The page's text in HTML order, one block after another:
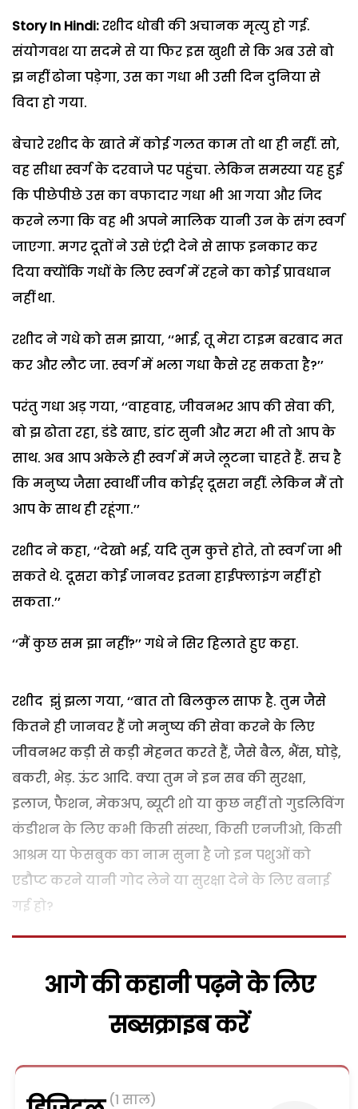
Story In Hindi:रशीद धोबी की अचानक मृत्यु हो गई.
संयोगवश या सदमे से या फिर इस खुशी से कि अब उसे बो
झ नहीं ढोना पड़ेगा, उस का गधा भी उसी दिन दुनिया से
विदा हो गया.
बेचारे रशीद के खाते में कोई गलत काम तो था ही नहीं. सो,
वह सीधा स्वर्ग के दरवाजे पर पहुंचा. लेकिन समस्या यह हुई
कि पीछेपीछे उस का वफादार गधा भी आ गया और जिद
करने लगा कि वह भी अपने मालिक यानी उन के संग स्वर्ग
जाएगा. मगर दूतों ने उसे एंट्री देने से साफ इनकार कर
दिया क्योंकि गधों के लिए स्वर्ग में रहने का कोई प्रावधान
नहीं था.
रशीद ने गधे को सम झाया, ‘‘भाई, तू मेरा टाइम बरबाद मत
कर और लौट जा. स्वर्ग में भला गधा कैसे रह सकता है?’’
परंतु गधा अड़ गया, ‘‘वाहवाह, जीवनभर आप की सेवा की,
बो झ ढोता रहा, डंडे खाए, डांट सुनी और मरा भी तो आप के
साथ. अब आप अकेले ही स्वर्ग में मजे लूटना चाहते हैं. सच है
कि मनुष्य जैसा स्वार्थी जीव कोईर् दूसरा नहीं. लेकिन मैं तो
आप के साथ ही रहूंगा.’’
रशीद ने कहा, ‘‘देखो भई, यदि तुम कुत्ते होते, तो स्वर्ग जा भी
सकते थे. दूसरा कोई जानवर इतना हाईफ्लाइंग नहीं हो
सकता.’’
‘‘मैं कुछ सम झा नहीं?’’ गधे ने सिर हिलाते हुए कहा.
रशीद झुं झला गया, ‘‘बात तो बिलकुल साफ है. तुम जैसे
कितने ही जानवर हैं जो मनुष्य की सेवा करने के लिए
जीवनभर कड़ी से कड़ी मेहनत करते हैं, जैसे बैल, भैंस, घोड़े,
बकरी, भेड़. ऊंट आदि. क्या तुम ने इन सब की सुरक्षा,
इलाज, फैशन, मेकअप, ब्यूटी शो या कुछ नहीं तो गुडलिविंग
कंडीशन के लिए कभी किसी संस्था, किसी एनजीओ, किसी
आश्रम या फेसबुक का नाम सुना है जो इन पशुओं को
एडौप्ट करने यानी गोद लेने या सुरक्षा देने के लिए बनाई
गई हो?
आगे की कहानी पढ़ने के लिए
सब्सक्राइब करें
(1 साल)